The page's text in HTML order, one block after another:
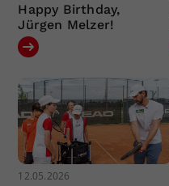
Happy Birthday,
Jürgen Melzer!
12.05.2026